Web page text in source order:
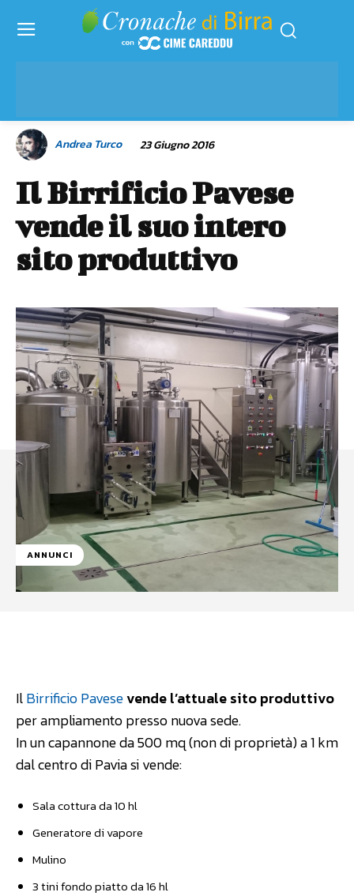
Andrea Turco 23 Giugno 2016
Il Birrificio Pavese
vende il suo intero
sito produttivo
ANNUNCI
IlBirrificio Pavesevende l’attuale sito produttivo
per ampliamento presso nuova sede.
In un capannone da 500 mq (non di proprietà) a 1 km
dal centro di Pavia si vende:
Sala cottura da 10 hl
Generatore di vapore
Mulino
3 tini fondo piatto da 16 hl